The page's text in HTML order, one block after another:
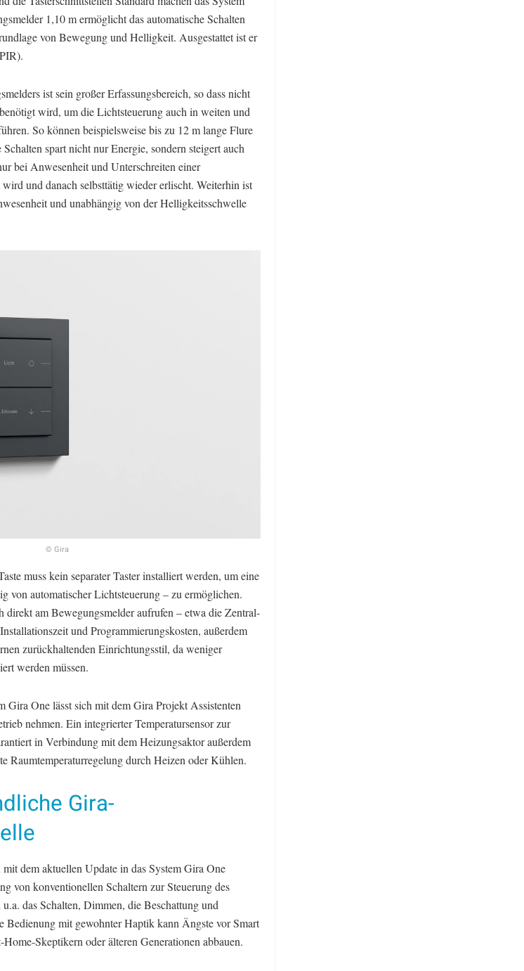
1,10 m ermöglicht das automatische Schalten
von Bewegung und Helligkeit. Ausgestattet ist er
ist sein großer Erfassungsbereich, so dass nicht
wird, um die Lichtsteuerung auch in weiten und
So können beispielsweise bis zu 12 m lange Flure
spart nicht nur Energie, sondern steigert auch
bei Anwesenheit und Unterschreiten einer
und danach selbsttätig wieder erlischt. Weiterhin ist
und unabhängig von der Helligkeitsschwelle
© Gira
muss kein separater Taster installiert werden, um eine
von automatischer Lichtsteuerung – zu ermöglichen.
direkt am Bewegungsmelder aufrufen – etwa die Zentral-
und Programmierungskosten, außerdem
zurückhaltenden Einrichtungsstil, da weniger
werden müssen.
Gira One lässt sich mit dem Gira Projekt Assistenten
nehmen. Ein integrierter Temperatursensor zur
in Verbindung mit dem Heizungsaktor außerdem
Raumtemperaturregelung durch Heizen oder Kühlen.
Gira-
dem aktuellen Update in das System Gira One
von konventionellen Schaltern zur Steuerung des
das Schalten, Dimmen, die Beschattung und
Bedienung mit gewohnter Haptik kann Ängste vor Smart
Skeptikern oder älteren Generationen abbauen.